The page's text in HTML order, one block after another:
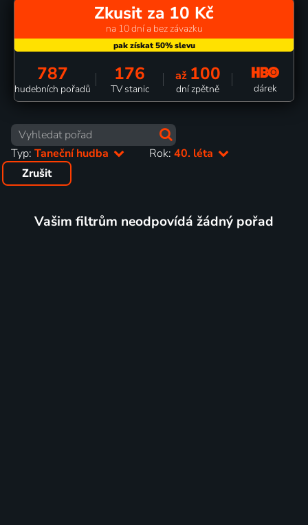
Zkusit za 10 Kč
na 10 dní a bez závazku
787
hudebních pořadů
176
TV stanic
až 100
dní zpětně dárek
Typ: Taneční hudba Rok:40. léta
Zrušit
Vašim filtrům neodpovídá žádný pořad